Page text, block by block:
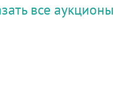
все аукционы